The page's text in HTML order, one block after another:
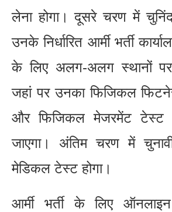
लेना होगा। दूसरे चरण में
उनके निर्धारित आर्मी भर्ती
के लिए अलग-अलग स्थानों पर
जहां पर उनका फिजिकल
और फिजिकल मेजरमेंट टेस्ट
जाएगा। अंतिम चरण में
मेडिकल टेस्ट होगा।
आर्मी भर्ती के लिए